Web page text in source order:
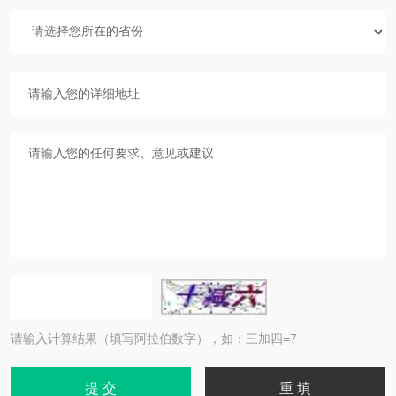
请输入计算结果（填写阿拉伯数字），如：三加四=7